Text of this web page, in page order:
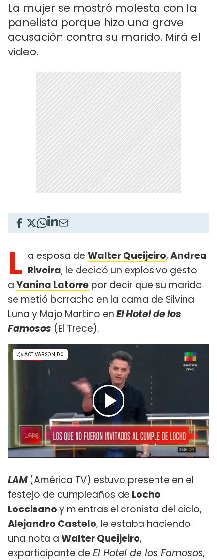
La mujer se mostró molesta con la
panelista porque hizo una grave
acusación contra su marido. Mirá el
video.
L a esposa de Walter Queijeiro, Andrea
Rivoira, le dedicó un explosivo gesto
a Yanina Latorre por decir que su marido
se metió borracho en la cama de Silvina
Luna y Majo Martino enEl Hotel de los
Famosos (El Trece).
LAM (América TV) estuvo presente en el
festejo de cumpleaños de Locho
Loccisanoy mientras el cronista del ciclo,
Alejandro Castelo, le estaba haciendo
una nota a Walter Queijeiro,
exparticipante de El Hotel de los Famosos,